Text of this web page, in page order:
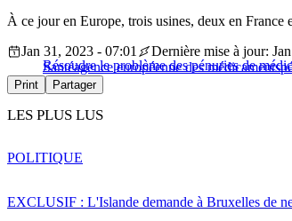
À ce jour en Europe, trois usines, deux en France
Résoudre le problème des pénuries de
Jan 31, 2023 - 07:01
Dernière mise à jour:
Santéagence européenne des médicaments
Print Partager
LES PLUS LUS
EXCLUSIF : L'Islande demande à Bruxelles de
POLITIQUE